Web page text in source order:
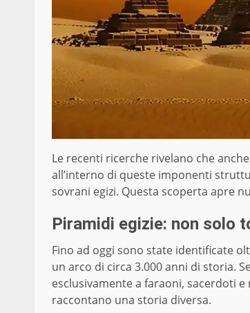
Le recenti ricerche rivelano che
all’interno di queste imponenti
sovrani egizi. Questa scoperta apre
Piramidi egizie: non solo
Fino ad oggi sono state identificate
un arco di circa 3.000 anni di storia.
esclusivamente a faraoni, sacerdoti
raccontano una storia diversa.